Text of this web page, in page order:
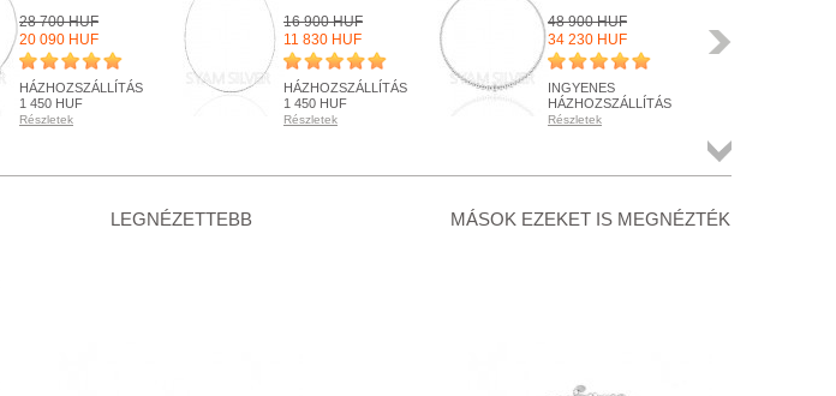
28 700 HUF
20 090 HUF
HÁZHOZSZÁLLÍTÁS
1 450 HUF
Részletek
16 900 HUF
11 830 HUF
HÁZHOZSZÁLLÍTÁS
1 450 HUF
Részletek
48 900 HUF
34 230 HUF
INGYENES
HÁZHOZSZÁLLÍTÁS
Részletek
LEGNÉZETTEBB MÁSOK EZEKET IS MEGNÉZTÉK